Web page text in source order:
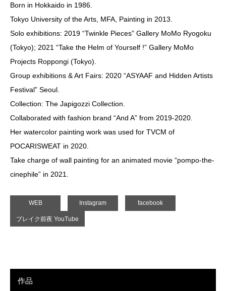
Born in Hokkaido in 1986.
Tokyo University of the Arts, MFA, Painting in 2013.
Solo exhibitions: 2019 “Twinkle Pieces” Gallery MoMo Ryogoku
(Tokyo); 2021 “Take the Helm of Yourself !” Gallery MoMo
Projects Roppongi (Tokyo).
Group exhibitions & Art Fairs: 2020 “ASYAAF and Hidden Artists
Festival” Seoul.
Collection: The Japigozzi Collection.
Collaborated with fashion brand “And A” from 2019-2020.
Her watercolor painting work was used for TVCM of
POCARISWEAT in 2020.
Take charge of wall painting for an animated movie “pompo-the-
cinephile” in 2021.
WEB Instagram facebook
ブレイク前夜 YouTube
作品